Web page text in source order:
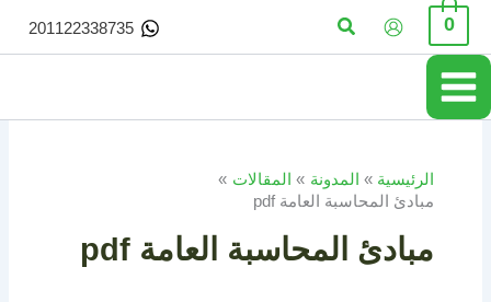
تخطي
المحتوى
0 البحث 201122338735
الرئيسية المدونة
المقالات
مبادئ المحاسبة العامة pdf
مبادئ المحاسبة العامة pdf